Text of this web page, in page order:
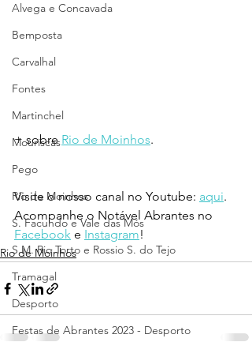
Alvega e Concavada
Bemposta
Carvalhal
Fontes
Martinchel
Mouriscas
Pego
Rio de Moinhos
S. Facundo e Vale das Mós
S.M. Rio Torto e Rossio S. do Tejo
Tramagal
Desporto
Festas de Abrantes 2023 - Desporto
+ sobre Rio de Moinhos.
Visite o nosso canal no Youtube: aqui.
Acompanhe o Notável Abrantes no
Facebook e Instagram!
Rio de Moinhos